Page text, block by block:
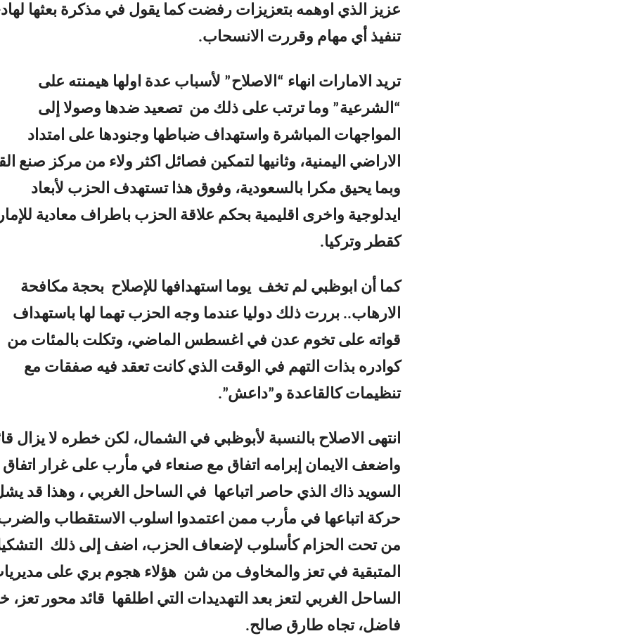
عزيز الذي اوهمه بتعزيزات رفضت كما يقول في مذكرة بعثها
تنفيذ أي مهام وقررت الانسحاب.
تريد الامارات انهاء “الاصلاح” لأسباب عدة اولها هيمنته على
“الشرعية” وما ترتب على ذلك من تصعيد ضدها وصولا إلى
المواجهات المباشرة واستهداف ضباطها وجنودها على امتداد
الاراضي اليمنية، وثانيها لتمكين فصائل اكثر ولاء من مركز صنع
وبما يحيق مكرا بالسعودية، وفوق هذا تستهدف الحزب لأبعاد
ايدلوجية واخرى اقليمية بحكم علاقة الحزب باطراف معادية
كقطر وتركيا.
كما أن ابوظبي لم تخف يوما استهدافها للإصلاح بحجة مكافحة
الارهاب.. بررت ذلك دوليا عندما وجه الحزب تهما لها باستهداف
قواته على تخوم عدن في اغسطس الماضي، وتكلت بالمئات من
كوادره بذات التهم في الوقت الذي كانت تعقد فيه صفقات مع
تنظيمات كالقاعدة و”داعش”.
انتهى الاصلاح بالنسبة لأبوظبي في الشمال، لكن خطره لا يزال
واضعف الايمان إبرامه اتفاق مع صنعاء في مأرب على غرار اتفاق
السويد ذاك الذي حاصر اتباعها في الساحل الغربي ، وهذا قد
حركة اتباعها في مأرب ممن اعتمدوا اسلوب الاستقطاب
من تحت الحزام كأسلوب لإضعاف الحزب، اضف إلى ذلك
المتبقية في تعز والمخاوف من شن هؤلاء هجوم بري على
الساحل الغربي لتعز بعد التهديدات التي اطلقها قائد محور تعز،
فاضل، تجاه طارق صالح.